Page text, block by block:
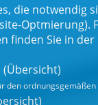
die
finden Sie in der
Übersicht)
den
)